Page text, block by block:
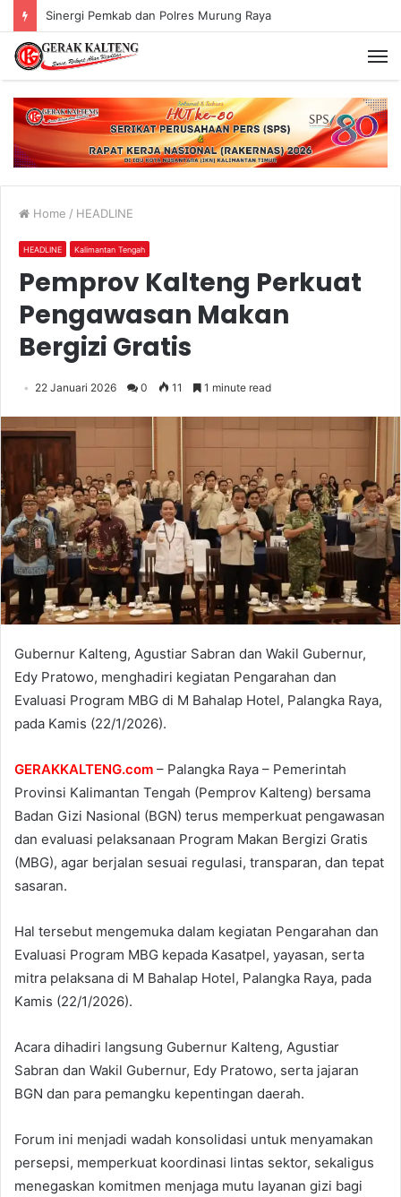
Murung Raya Menangi MTQ Korpri VIII Kalimantan Tengah
Home / HEADLINE
HEADLINE Kalimantan Tengah
Pemprov Kalteng Perkuat
Pengawasan Makan
Bergizi Gratis
22 Januari 2026 0 11 1 minute read
Gubernur Kalteng, Agustiar Sabran dan Wakil Gubernur,
Edy Pratowo, menghadiri kegiatan Pengarahan dan
Evaluasi Program MBG di M Bahalap Hotel, Palangka Raya,
pada Kamis (22/1/2026).
GERAKKALTENG.com – Palangka Raya – Pemerintah
Provinsi Kalimantan Tengah (Pemprov Kalteng) bersama
Badan Gizi Nasional (BGN) terus memperkuat pengawasan
dan evaluasi pelaksanaan Program Makan Bergizi Gratis
(MBG), agar berjalan sesuai regulasi, transparan, dan tepat
sasaran.
Hal tersebut mengemuka dalam kegiatan Pengarahan dan
Evaluasi Program MBG kepada Kasatpel, yayasan, serta
mitra pelaksana di M Bahalap Hotel, Palangka Raya, pada
Kamis (22/1/2026).
Acara dihadiri langsung Gubernur Kalteng, Agustiar
Sabran dan Wakil Gubernur, Edy Pratowo, serta jajaran
BGN dan para pemangku kepentingan daerah.
Forum ini menjadi wadah konsolidasi untuk menyamakan
persepsi, memperkuat koordinasi lintas sektor, sekaligus
menegaskan komitmen menjaga mutu layanan gizi bagi